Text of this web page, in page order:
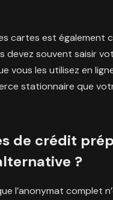
cartes est également
devez souvent saisir
vous les utilisez en
stationnaire que
de crédit
?
l’anonymat complet